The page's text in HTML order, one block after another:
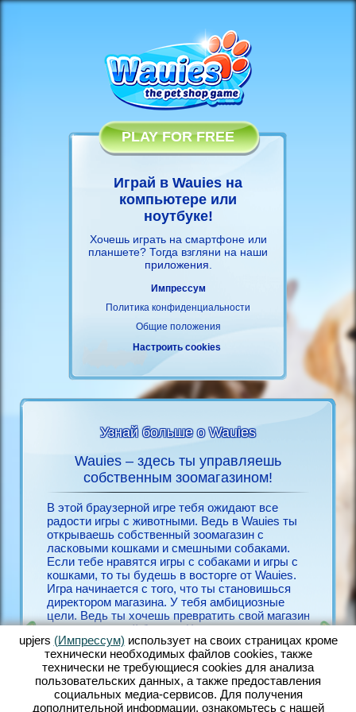
PLAY FOR FREE
Играй в Wauies на
компьютере или
ноутбуке!
Хочешь играть на смартфоне или
планшете? Тогда взгляни на наши
приложения
Импрессум
Политика конфиденциальности
Общие положения
Настроить cookies
Узнай больше о Wauies
Wauies – здесь ты управляешь
собственным зоомагазином!
В этой браузерной игре тебя ожидают все
радости игры с животными. Ведь в Wauies ты
открываешь собственный зоомагазин с
ласковыми кошками и смешными собаками.
Если тебе нравятся игры с собаками и игры с
кошками, то ты будешь в восторге от Wauies.
Игра начинается с того, что ты становишься
директором магазина. У тебя амбициозные
цели. Ведь ты хочешь превратить свой магазин
в процветающий бизнес. Чем счастливее твои
животные, тем лучше они себя чувствуют и
тем быстрее ты найдёшь клиентов, которые
захотят купить твоих собак и кошек. В Wauies
ты заботишься о большом количестве милых
животных. Ухаживай за хорошенькими
игры с
дружбу
upjers (Импрессум) использует на своих страницах кроме
технически необходимых файлов сookies, также
технически не требующиеся cookies для анализа
пользовательских данных, а также предоставления
социальных медиа-сервисов. Для получения
дополнительной информации, ознакомьтесь с нашей